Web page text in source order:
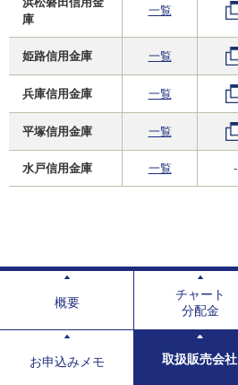
庫
一覧
姫路信用金庫 一覧
兵庫信用金庫 一覧
平塚信用金庫 一覧
水戸信用金庫 一覧 -
概要
チャート
分配金
お申込みメモ 取扱販売会社